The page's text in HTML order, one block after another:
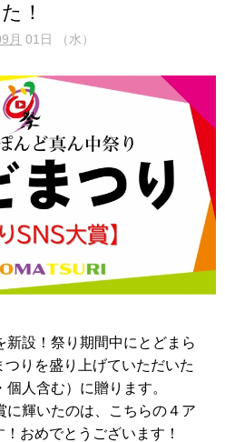
た！
月 01日 （水）
新設！祭り期間中にとどまら
りを盛り上げていただいた
人含む）に贈ります。
に輝いたのは、こちらの４ア
おめでとうございます！